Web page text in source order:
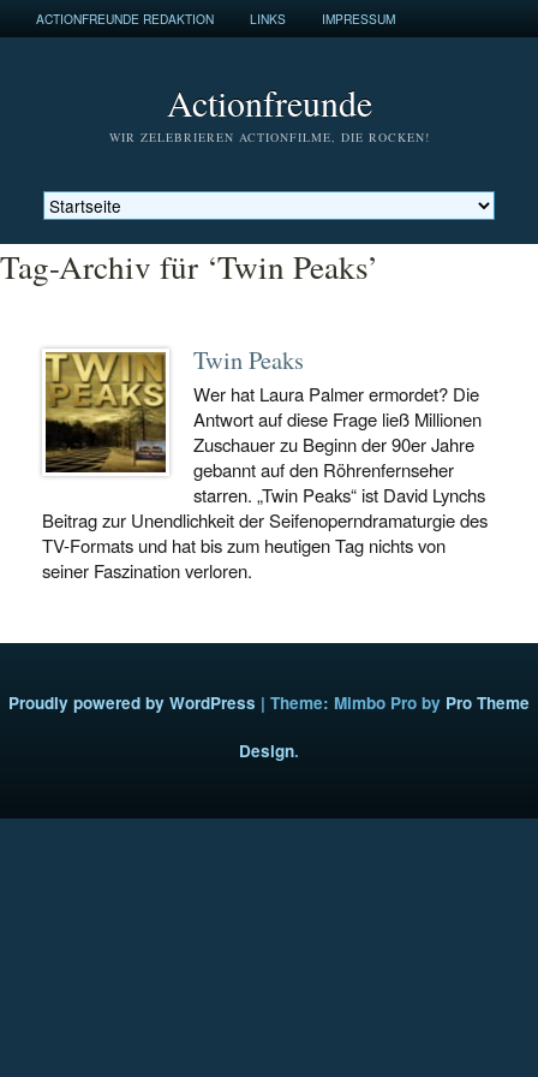
ACTIONFREUNDE REDAKTION LINKS IMPRESSUM
Actionfreunde
WIR ZELEBRIEREN ACTIONFILME, DIE ROCKEN!
Tag-Archiv für ‘Twin Peaks’
Twin Peaks
Wer hat Laura Palmer ermordet? Die
Antwort auf diese Frage ließ Millionen
Zuschauer zu Beginn der 90er Jahre
gebannt auf den Röhrenfernseher
starren. „Twin Peaks“ ist David Lynchs
Beitrag zur Unendlichkeit der Seifenoperndramaturgie des
TV-Formats und hat bis zum heutigen Tag nichts von
seiner Faszination verloren.
Proudly powered by WordPress | Theme: Mimbo Pro by Pro Theme
Design.